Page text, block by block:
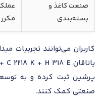
صنعت کاغذ و
بسته‌بندی
کاربران می‌توانند تجربیات
پرشین ثبت کرده و به
صنعتی کمک کنند.